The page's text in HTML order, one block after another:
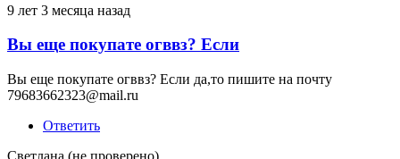
9 лет 3 месяца назад
Ответ
на
Куплю
Облигации
Гарант
(не
Вы еще покупате огввз? Если
Вы еще покупате огввз? Если да,то пишите на почту
79683662323@mail.ru
Ответить
Светлана (не проверено)